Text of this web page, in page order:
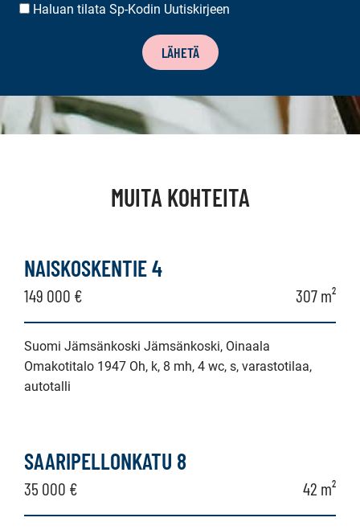
UUTISKIRJEEN
Haluan tilata Sp-Kodin Uutiskirjeen
LÄHETÄ
MUITA KOHTEITA
NAISKOSKENTIE 4
149 000 € 307 m²
Suomi Jämsänkoski Jämsänkoski, Oinaala
Omakotitalo 1947 Oh, k, 8 mh, 4 wc, s, varastotilaa,
autotalli
SAARIPELLONKATU 8
35 000 € 42 m²